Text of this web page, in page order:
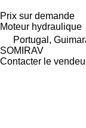
Prix sur demande
Moteur hydraulique
Portugal,
SOMIRAV
Contacter le